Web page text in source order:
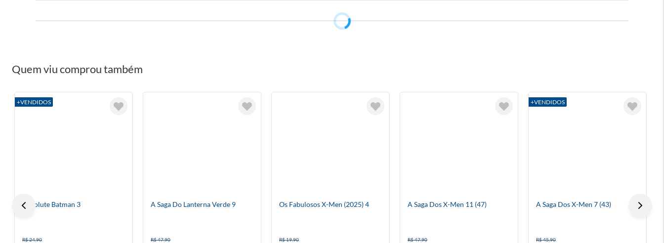
Quem viu comprou também
+VENDIDOS
Absolute Batman 3
R$ 24,90
A Saga Do Lanterna Verde 9
R$ 47,90
Os Fabulosos X-Men (2025) 4
R$ 19,90
A Saga Dos X-Men 11 (47)
R$ 47,90
+VENDIDOS
A Saga Dos X-Men 7 (43)
R$ 45,90